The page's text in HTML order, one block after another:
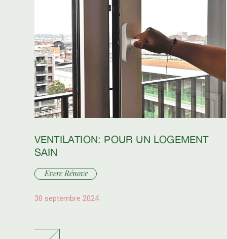
VENTILATION: POUR UN LOGEMENT
SAIN
Evere Rénove
30 septembre 2024